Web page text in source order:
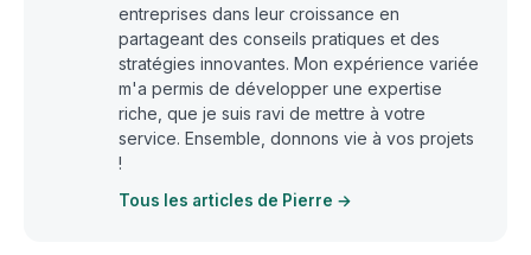
entreprises dans leur croissance en
partageant des conseils pratiques et des
stratégies innovantes. Mon expérience variée
m'a permis de développer une expertise
riche, que je suis ravi de mettre à votre
service. Ensemble, donnons vie à vos projets
!
Tous les articles de Pierre →